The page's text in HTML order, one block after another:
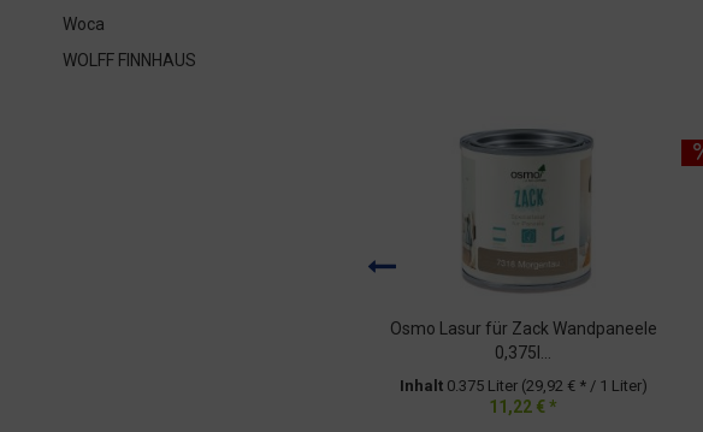
Woca
WOLFF FINNHAUS
Osmo Lasur für Zack Wandpaneele
0,375l...
Inhalt 0.375 Liter (29,92 € * / 1 Liter)
11,22 € *